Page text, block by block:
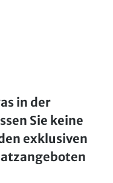
in der
Sie keine
exklusiven